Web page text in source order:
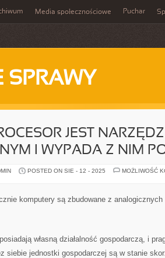
Media społecznościowe Puchar
SPRAWY
JEST
I WYPADA Z NIM
POSTED ON SIE - 12 - 2025
MOŻLIWOŚĆ
komputery są zbudowane z
własną działalność gospodarczą, i
siebie jednostki gospodarczej są w stanie